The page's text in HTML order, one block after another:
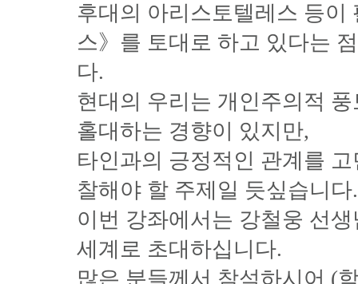
후대의 아리스토텔레스 등이
스》를 토대로 하고 있다는
다.
현대의 우리는 개인주의적
홀대하는 경향이 있지만,
타인과의 긍정적인 관계를
찰해야 할 주제일 듯싶습니다.
이번 강좌에서는 강철웅 선
세계로 초대하십니다.
많은 분들께서 참석하시어 (